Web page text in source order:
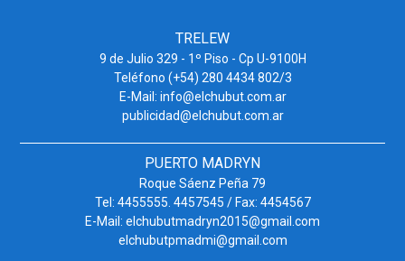
TRELEW
9 de Julio 329 - 1º Piso - Cp U-9100H
Teléfono (+54) 280 4434 802/3
E-Mail: info@elchubut.com.ar
publicidad@elchubut.com.ar
PUERTO MADRYN
Roque Sáenz Peña 79
Tel: 4455555. 4457545 / Fax: 4454567
E-Mail: elchubutmadryn2015@gmail.com
elchubutpmadmi@gmail.com